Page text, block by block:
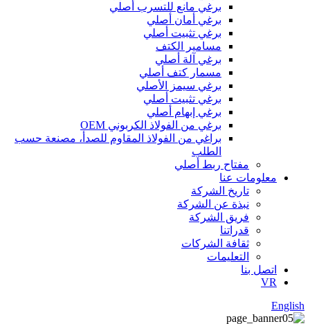
برغي مانع للتسرب أصلي
برغي أمان أصلي
برغي تثبيت أصلي
مسامير الكتف
برغي آلة أصلي
مسمار كتف أصلي
برغي سيمز الأصلي
برغي تثبيت أصلي
برغي إبهام أصلي
برغي من الفولاذ الكربوني OEM
براغي من الفولاذ المقاوم للصدأ، مصنعة حسب
الطلب
مفتاح ربط أصلي
معلومات عنا
تاريخ الشركة
نبذة عن الشركة
فريق الشركة
قدراتنا
ثقافة الشركات
التعليمات
اتصل بنا
VR
English